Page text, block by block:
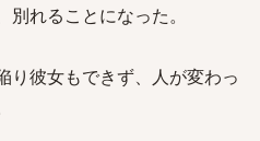
れることになった。
り彼女もできず、人が変わっ